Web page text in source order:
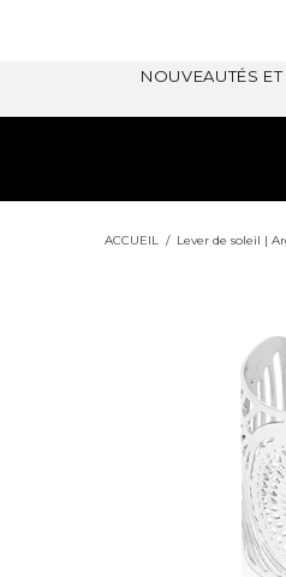
NOUVEAUTÉS
BRACELET
ACCUEIL Lever de soleil |